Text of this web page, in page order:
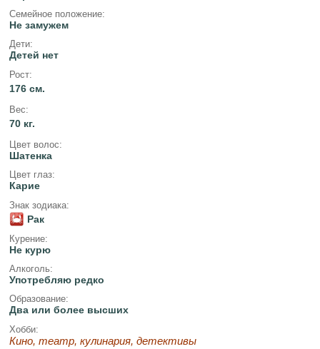
Семейное положение:
Не замужем
Дети:
Детей нет
Рост:
176 см.
Вес:
70 кг.
Цвет волос:
Шатенка
Цвет глаз:
Карие
Знак зодиака:
Рак
Курение:
Не курю
Алкоголь:
Употребляю редко
Образование:
Два или более высших
Хобби:
Кино, театр, кулинария, детективы